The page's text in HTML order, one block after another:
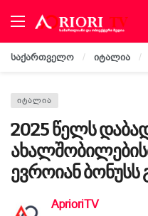
საქართველო იტალია
ᲘᲢᲐᲚᲘᲐ
2025 წელს
ევროიან ბონუსს
AprioriTV